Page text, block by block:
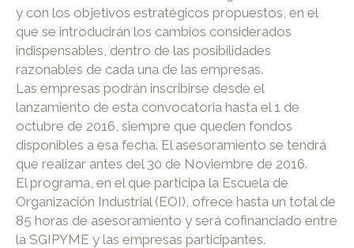
y con los objetivos estratégicos propuestos, en el
que se introducirán los cambios considerados
indispensables, dentro de las posibilidades
razonables de cada una de las empresas.
Las empresas podrán inscribirse desde el
lanzamiento de esta convocatoria hasta el 1 de
octubre de 2016, siempre que queden fondos
disponibles a esa fecha. El asesoramiento se tendrá
que realizar antes del 30 de Noviembre de 2016.
El programa, en el que participa la Escuela de
Organización Industrial (EOI), ofrece hasta un total de
85 horas de asesoramiento y será cofinanciado entre
la SGIPYME y las empresas participantes.